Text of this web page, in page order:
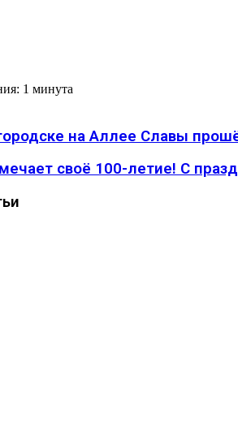
1 минута
на Аллее Славы
своё 100-летие! С